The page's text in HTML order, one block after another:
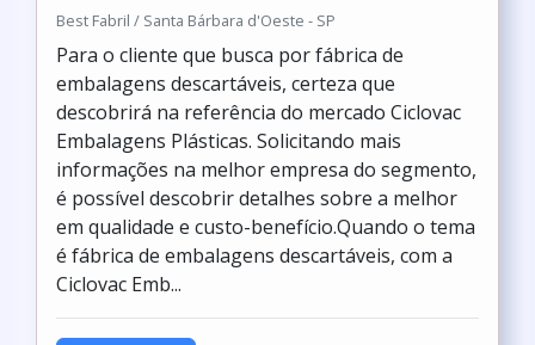
Best Fabril / Santa Bárbara d'Oeste - SP
Para o cliente que busca por fábrica de
embalagens descartáveis, certeza que
descobrirá na referência do mercado Ciclovac
Embalagens Plásticas. Solicitando mais
informações na melhor empresa do segmento,
é possível descobrir detalhes sobre a melhor
em qualidade e custo-benefício.Quando o tema
é fábrica de embalagens descartáveis, com a
Ciclovac Emb...